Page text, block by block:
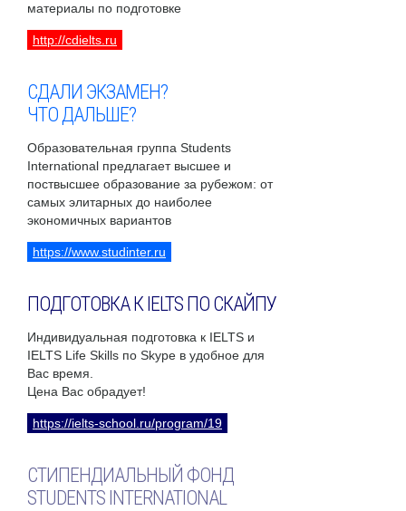
материалы по подготовке
http://cdielts.ru
СДАЛИ ЭКЗАМЕН?
ЧТО ДАЛЬШЕ?
Образовательная группа Students
International предлагает высшее и
поствысшее образование за рубежом: от
самых элитарных до наиболее
экономичных вариантов
https://www.studinter.ru
ПОДГОТОВКА К IELTS ПО СКАЙПУ
Индивидуальная подготовка к IELTS и
IELTS Life Skills по Skype в удобное для
Вас время.
Цена Вас обрадует!
https://ielts-school.ru/program/19
СТИПЕНДИАЛЬНЫЙ ФОНД
STUDENTS INTERNATIONAL